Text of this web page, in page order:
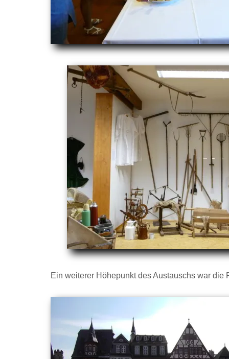
Ein weiterer Höhepunkt des Austauschs war